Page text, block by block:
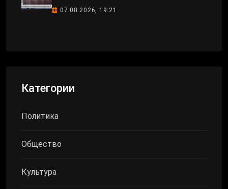
07.08.2026, 19:21
Категории
Политика
Общество
Культура